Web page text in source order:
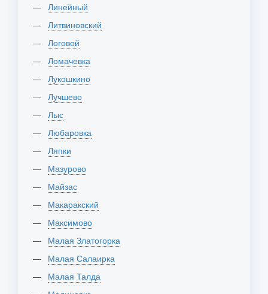
Линейный
Литвиновский
Логовой
Ломачевка
Лукошкино
Лучшево
Лыс
Любаровка
Ляпки
Мазурово
Майзас
Макаракский
Максимово
Малая Златогорка
Малая Салаирка
Малая Талда